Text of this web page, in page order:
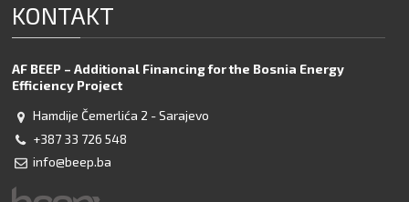
KONTAKT
AF BEEP – Additional Financing for the Bosnia Energy
Efficiency Project
Hamdije Čemerlića 2 - Sarajevo
+387 33 726 548
info@beep.ba